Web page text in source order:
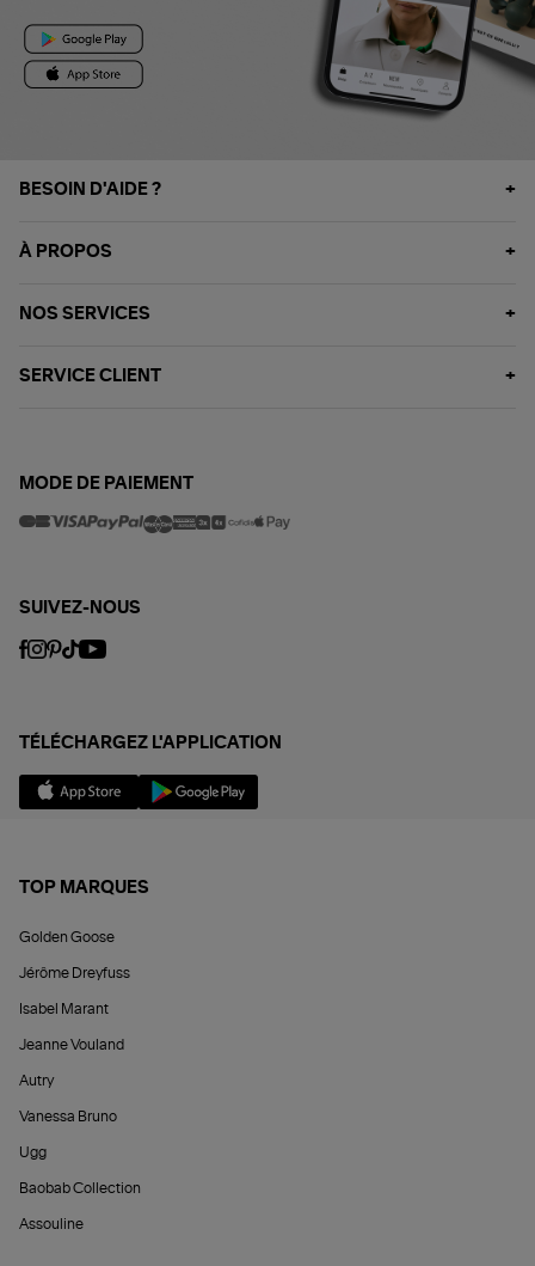
BESOIN D'AIDE ?
À PROPOS
NOS SERVICES
SERVICE CLIENT
MODE DE PAIEMENT
SUIVEZ-NOUS
TÉLÉCHARGEZ L'APPLICATION
TOP MARQUES
Golden Goose
Jérôme Dreyfuss
Isabel Marant
Jeanne Vouland
Autry
Vanessa Bruno
Ugg
Baobab Collection
Assouline